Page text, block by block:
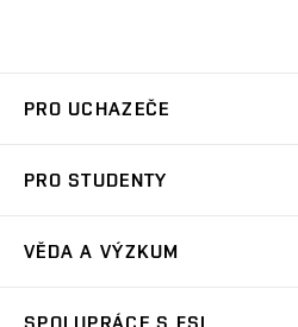
PRO UCHAZEČE
Ambasadoři studia
PRO STUDENTY
Studijní předpisy
VĚDA A VÝZKUM